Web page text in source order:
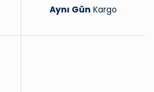
Aynı Gün Kargo